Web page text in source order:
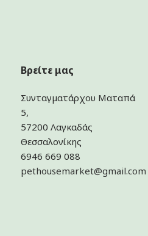
Βρείτε μας
Συνταγματάρχου Ματαπά
5,
57200 Λαγκαδάς
Θεσσαλονίκης
6946 669 088
pethousemarket@gmail.com